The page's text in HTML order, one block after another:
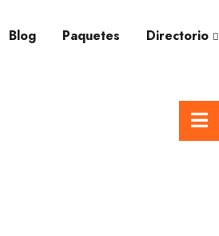
Blog Paquetes Directorio